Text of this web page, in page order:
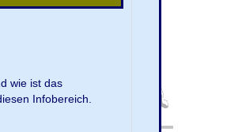
wie ist das
Infobereich.